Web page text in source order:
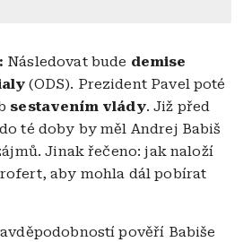
Následovat bude demise
(ODS). Prezident Pavel poté
sestavením vlády. Již před
té doby by měl Andrej Babiš
Jinak řečeno: jak naloží
aby mohla dál pobírat
pověří Babiše